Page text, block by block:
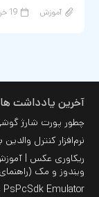
آموزش 19 خرداد 1404
آخرین یادداشت ها
چطور پورت شارژ
نرم‌افزار کنترل
ریکاوری عکس |
ویندوز و مک (راهنمای ۲۰۲۵ فوق‌کامل)
PsPcSdk Emulator چیست و چرا به آن نیاز دارید؟